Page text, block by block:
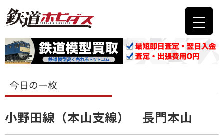
今日の一枚
小野田線（本山支線） 長門本山